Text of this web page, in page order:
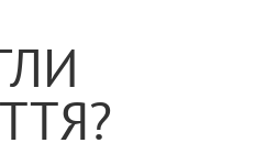
спеціалісти, всі в крафтових
до знань спільнота, яка